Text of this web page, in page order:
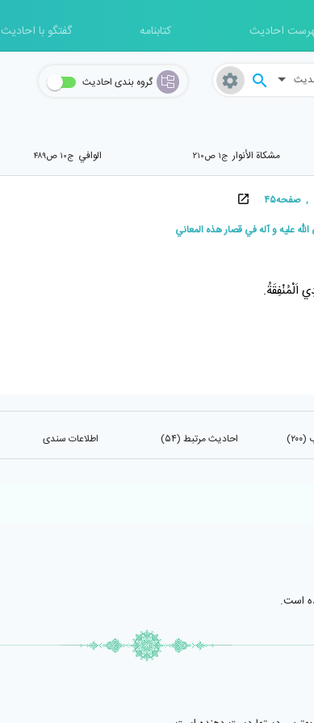
احادیث کتابنامه گفتگو با احادیث
گروه بندی احادیث
مشکاة الأنوار ج۱ ص۲۱۰ الوافي ج۱۰ ص۴۸۹
عليه و آله في قصار هذه المعاني
اَلْمُنْفِقَةُ.
احادیث مرتبط (۵۴) اطلاعات سندی